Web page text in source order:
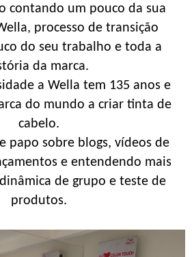
contando um pouco da sua
processo de transição
do seu trabalho e toda a
da marca.
a Wella tem 135 anos e
do mundo a criar tinta de
cabelo.
papo sobre blogs, vídeos de
e entendendo mais
de grupo e teste de
produtos.